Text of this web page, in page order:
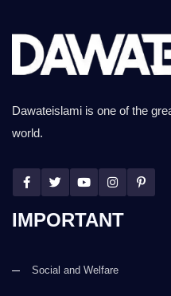
Dawateislami is one of the
world.
IMPORTANT
Social and Welfare